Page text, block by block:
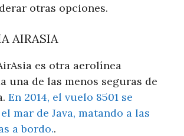
otras opciones.
AIRASIA
es otra aerolínea
una de las menos seguras de
En 2014, el vuelo 8501 se
mar de Java, matando a las
a bordo..